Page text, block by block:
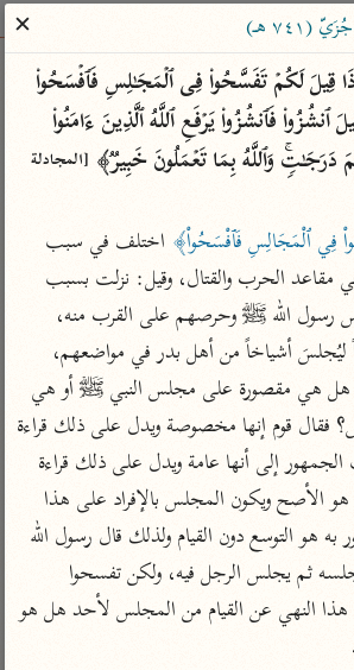
في نشر القرآن والعلم الشرعي
الباحث القرآني
علوم مصاحف معاجم
Type 2 or more
عامّة
فتح البيان للقنوجي
فتح القدير للشوكاني
تفسير ابن جزي
موسوعات
تفسير الآلوسي
تفسير الرازي
معاصرة
الميسر
المختصر في
التفسير
تفسير السعدي
أيسر التفاسير
القرآن – تدبر وعمل
تفسير ابن عثيمين
هـ)
✕
دَرَجَـٰتࣲۚ وَٱللَّهُ بِمَا تَعۡمَلُونَ خَبِیرࣱ﴾
فِي ٱلْمَجَالِسِ فَٱفْسَحُواْ﴾
وتوسعوا، وقد اختلف في هذا النهي عن القيام من المجلس لأحد هل هو